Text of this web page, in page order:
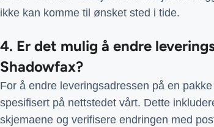
ikke kan komme til ønsket sted i tide.
4. Er det mulig å endre
Shadowfax?
For å endre leveringsadressen på en
spesifisert på nettstedet vårt. Dette
skjemaene og verifisere endringen med